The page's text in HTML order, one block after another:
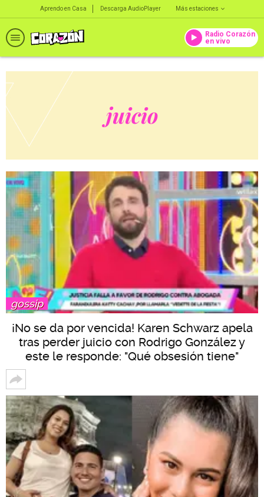
Aprendo en Casa Descarga AudioPlayer Más estaciones
Radio Corazón
en vivo
juicio
gossip
¡No se da por vencida! Karen Schwarz apela
tras perder juicio con Rodrigo González y
este le responde: "Qué obsesión tiene"